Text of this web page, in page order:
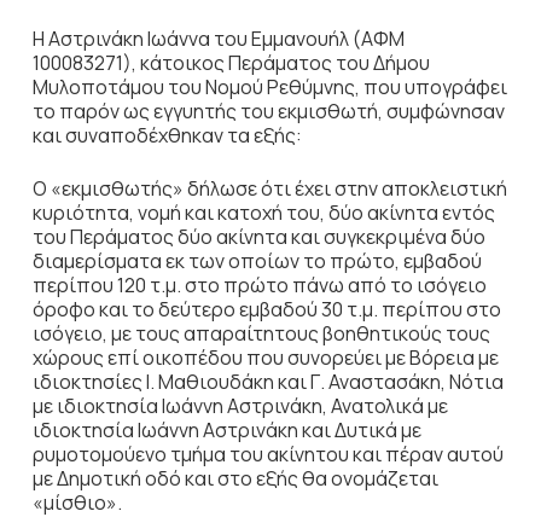
Η Αστρινάκη Ιωάννα του Εμμανουήλ (ΑΦΜ
100083271), κάτοικος Περάματος του Δήμου
Μυλοποτάμου του Νομού Ρεθύμνης, που υπογράφει
το παρόν ως εγγυητής του εκμισθωτή, συμφώνησαν
και συναποδέχθηκαν τα εξής:
Ο «εκμισθωτής» δήλωσε ότι έχει στην αποκλειστική
κυριότητα, νομή και κατοχή του, δύο ακίνητα εντός
του Περάματος δύο ακίνητα και συγκεκριμένα δύο
διαμερίσματα εκ των οποίων το πρώτο, εμβαδού
περίπου 120 τ.μ. στο πρώτο πάνω από το ισόγειο
όροφο και το δεύτερο εμβαδού 30 τ.μ. περίπου στο
ισόγειο, με τους απαραίτητους βοηθητικούς τους
χώρους επί οικοπέδου που συνορεύει με Βόρεια με
ιδιοκτησίες Ι. Μαθιουδάκη και Γ. Αναστασάκη, Νότια
με ιδιοκτησία Ιωάννη Αστρινάκη, Ανατολικά με
ιδιοκτησία Ιωάννη Αστρινάκη και Δυτικά με
ρυμοτομούενο τμήμα του ακίνητου και πέραν αυτού
με Δημοτική οδό και στο εξής θα ονομάζεται
«μίσθιο».